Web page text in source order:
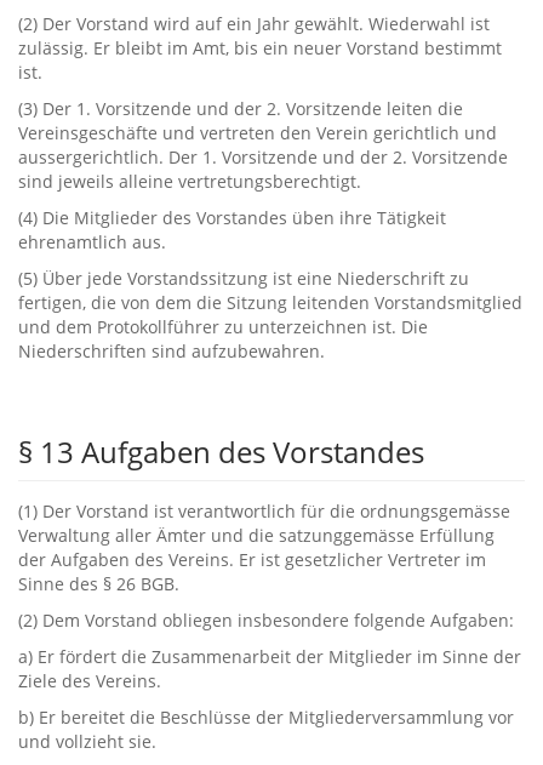
‭(‬2‭) ‬Der Vorstand wird auf ein Jahr gewählt.‭ ‬Wiederwahl ist
zulässig.‭ ‬Er bleibt im Amt,‭ ‬bis ein neuer Vorstand bestimmt
ist.
‭(‬3‭) ‬Der‭ ‬1.‭ ‬Vorsitzende und der‭ ‬2.‭ ‬Vorsitzende leiten die
Vereinsgeschäfte und vertreten den Verein gerichtlich und
aussergerichtlich.‭ ‬Der‭ ‬1.‭ ‬Vorsitzende und der‭ ‬2.‭ ‬Vorsitzende
sind jeweils alleine vertretungsberechtigt.
‭(‬4‭) ‬Die Mitglieder des Vorstandes üben ihre Tätigkeit
ehrenamtlich aus.
‭(‬5‭) ‬Über jede Vorstandssitzung ist eine Niederschrift zu
fertigen,‭ ‬die von dem die Sitzung leitenden Vorstandsmitglied
und dem Protokollführer zu unterzeichnen ist.‭ ‬Die
Niederschriften sind aufzubewahren.
§ ‬13‭ ‬Aufgaben des Vorstandes
‭(‬1‭) ‬Der Vorstand ist verantwortlich für die ordnungsgemässe
Verwaltung aller Ämter und die satzunggemässe Erfüllung
der Aufgaben des Vereins.‭ ‬Er ist gesetzlicher Vertreter im
Sinne des‭ § ‬26‭ ‬BGB.
‭(‬2‭) ‬Dem Vorstand obliegen insbesondere folgende Aufgaben:
a‭) ‬Er fördert die Zusammenarbeit der Mitglieder im Sinne der
Ziele des Vereins.
b‭) ‬Er bereitet die Beschlüsse der Mitgliederversammlung vor
und vollzieht sie.